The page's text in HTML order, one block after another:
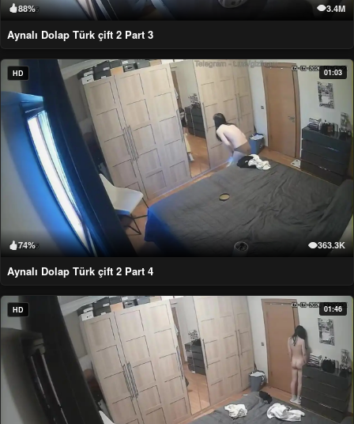
88% 3.4M
Aynalı Dolap Türk çift 2 Part 3
HD 01:03
74% 363.3K
Aynalı Dolap Türk çift 2 Part 4
HD 01:46